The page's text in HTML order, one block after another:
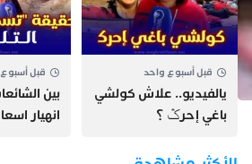
قبل أسبوع واحد
يالفيديو.. علاش كولشي
باغي إحرݣ ؟
قبل
بين
انهيار